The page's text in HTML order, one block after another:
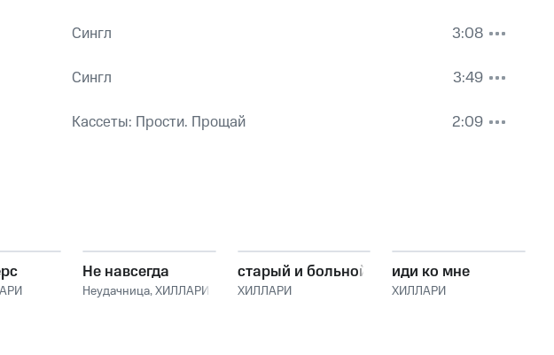
Сингл
3:08
Сингл
3:49
Кассеты: Прости. Прощай 2:09
Не навсегда
Неудачница,ХИЛЛАРИ
старый и больной
ХИЛЛАРИ
иди ко мне
ХИЛЛАРИ